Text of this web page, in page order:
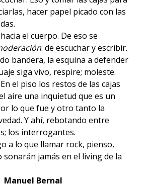
hacer papel picado con las
el cuerpo. De eso se
: de escuchar y escribir.
bandera, la esquina a defender
siga vivo, respire; moleste.
el piso los restos de las cajas
aire una inquietud que es un
lo que fue y otro tanto la
Y ahí, rebotando entre
los interrogantes.
a lo que llamar rock, pienso,
sonarán jamás en el living de la
Manuel Bernal